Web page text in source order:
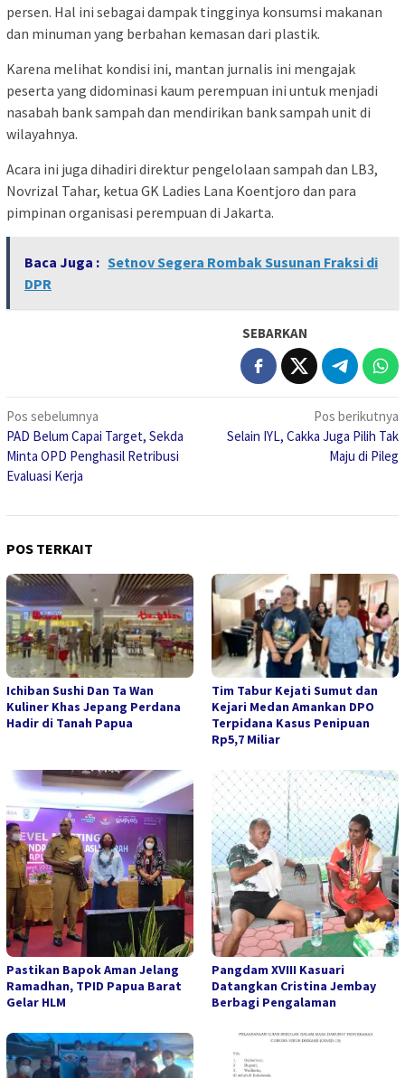
persen. Hal ini sebagai dampak tingginya konsumsi makanan
dan minuman yang berbahan kemasan dari plastik.
Karena melihat kondisi ini, mantan jurnalis ini mengajak
peserta yang didominasi kaum perempuan ini untuk menjadi
nasabah bank sampah dan mendirikan bank sampah unit di
wilayahnya.
Acara ini juga dihadiri direktur pengelolaan sampah dan LB3,
Novrizal Tahar, ketua GK Ladies Lana Koentjoro dan para
pimpinan organisasi perempuan di Jakarta.
Baca Juga : Setnov Segera Rombak Susunan Fraksi di
DPR
SEBARKAN
Navigasi
pos
Pos sebelumnya
PAD Belum Capai Target, Sekda
Minta OPD Penghasil Retribusi
Evaluasi Kerja
Pos berikutnya
Selain IYL, Cakka Juga Pilih Tak
Maju di Pileg
POS TERKAIT
Ichiban Sushi Dan Ta Wan
Kuliner Khas Jepang Perdana
Hadir di Tanah Papua
Tim Tabur Kejati Sumut dan
Kejari Medan Amankan DPO
Terpidana Kasus Penipuan
Rp5,7 Miliar
Pastikan Bapok Aman Jelang
Ramadhan, TPID Papua Barat
Gelar HLM
Pangdam XVIII Kasuari
Datangkan Cristina Jembay
Berbagi Pengalaman